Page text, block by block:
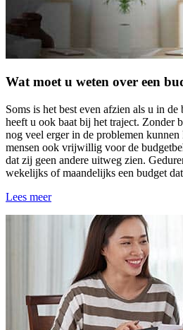
Wat moet u weten over een
Soms is het best even afzien als u in de
heeft u ook baat bij het traject. Zonder
nog veel erger in de problemen kunnen
mensen ook vrijwillig voor de
dat zij geen andere uitweg zien.
wekelijks of maandelijks een budget
Lees meer